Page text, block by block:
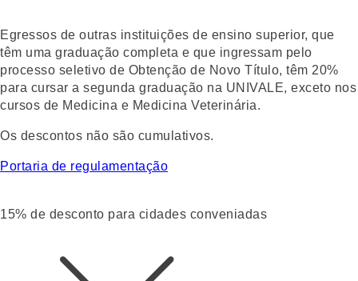
Egressos de outras instituições de ensino superior, que
têm uma graduação completa e que ingressam pelo
processo seletivo de Obtenção de Novo Título, têm 20%
para cursar a segunda graduação na UNIVALE, exceto nos
cursos de Medicina e Medicina Veterinária.
Os descontos não são cumulativos.
Portaria de regulamentação
15% de desconto para cidades conveniadas